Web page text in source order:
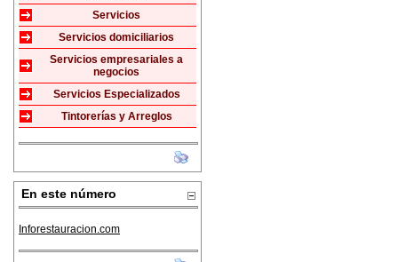
Servicios
Servicios domiciliarios
Servicios empresariales a
negocios
Servicios Especializados
Tintorerías y Arreglos
En este número
Inforestauracion.com